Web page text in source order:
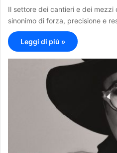
Il settore dei cantieri e dei mezzi
sinonimo di forza, precisione e
Leggi di più »